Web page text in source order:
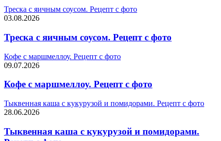
Треска с яичным соусом. Рецепт с фото
03.08.2026
Треска с яичным соусом. Рецепт с фото
Кофе с маршмеллоу. Рецепт с фото
09.07.2026
Кофе с маршмеллоу. Рецепт с фото
Тыквенная каша с кукурузой и помидорами. Рецепт с фото
28.06.2026
Тыквенная каша с кукурузой и помидорами.